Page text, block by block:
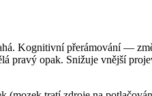
Kognitivní přerámování —
opak. Snižuje vnější